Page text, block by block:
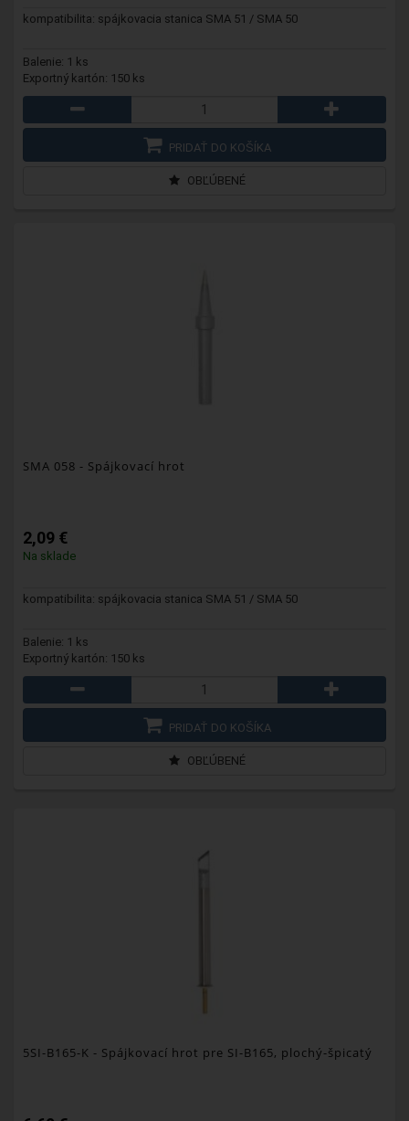
kompatibilita: spájkovacia stanica SMA 51 / SMA 50
Balenie: 1 ks
Exportný kartón: 150 ks
PRIDAŤ DO KOŠÍKA
OBĽÚBENÉ
SMA 058 - Spájkovací hrot
2,09 €
Na sklade
kompatibilita: spájkovacia stanica SMA 51 / SMA 50
Balenie: 1 ks
Exportný kartón: 150 ks
PRIDAŤ DO KOŠÍKA
OBĽÚBENÉ
5SI-B165-K - Spájkovací hrot pre SI-B165, plochý-špicatý